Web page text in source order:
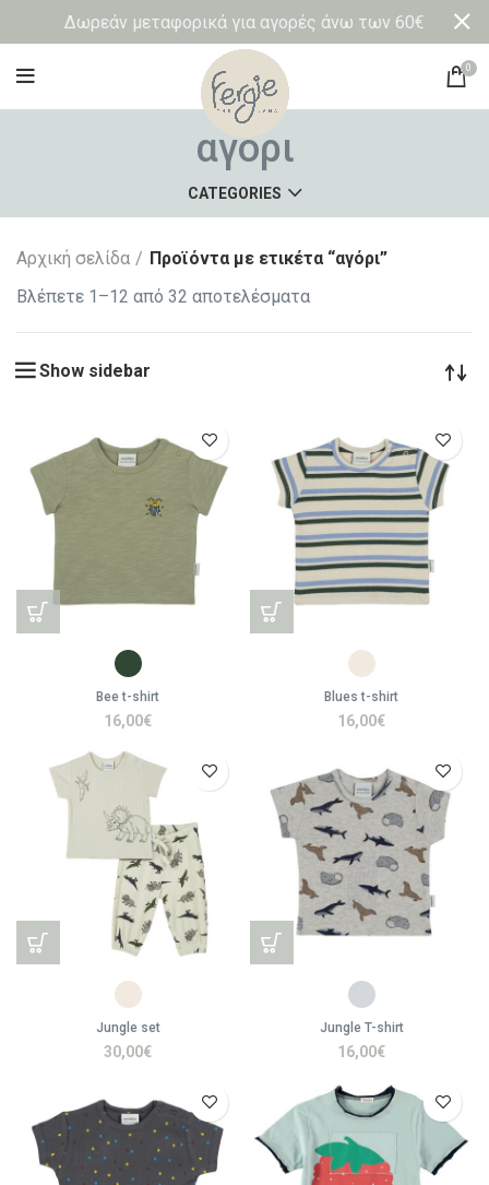
0
αγόρι
CATEGORIES
Αρχική σελίδα
Προϊόντα με ετικέτα “αγόρι”
Βλέπετε 1–12 από 32 αποτελέσματα
Show sidebar
Bee t-shirt
16,00€
Blues t-shirt
16,00€
Jungle set
30,00€
Jungle T-shirt
16,00€
Δωρεάν μεταφορικά για αγορές άνω των 60€